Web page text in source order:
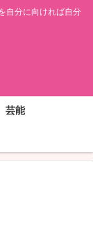
自分に向ければ自分
芸能